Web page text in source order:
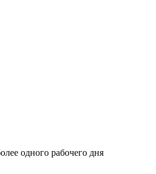
одного рабочего дня